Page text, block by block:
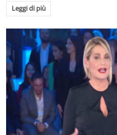
Leggi di più